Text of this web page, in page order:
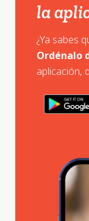
la
¿Ya sabes
Ordénalo
aplicación,